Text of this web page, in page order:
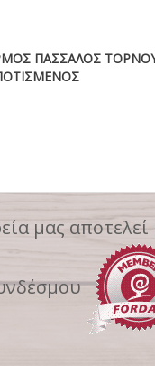
ΠΑΣΣΑΛΟΣ
μας